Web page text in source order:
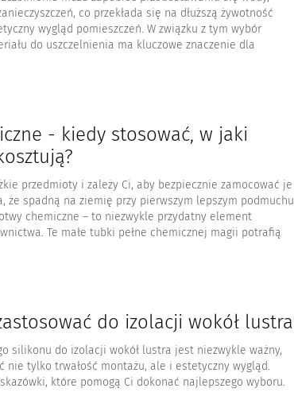
co przekłada się na dłuższą żywotność
wygląd pomieszczeń. W związku z tym wybór
do uszczelnienia ma kluczowe znaczenie dla
- kiedy stosować, w jaki
przedmioty i zależy Ci, aby bezpiecznie zamocować je
że spadną na ziemię przy pierwszym lepszym podmuchu
chemiczne – to niezwykle przydatny element
Te małe tubki pełne chemicznej magii potrafią
do izolacji wokół lustra
silikonu do izolacji wokół lustra jest niezwykle ważny,
nie tylko trwałość montażu, ale i estetyczny wygląd.
które pomogą Ci dokonać najlepszego wyboru.